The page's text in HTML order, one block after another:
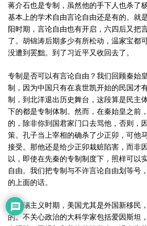
蒋介石也是专制，虽然他的手下人也杀了
基本上的学术自由言论自由还是有的。就
阳时期，言论自由也有开启，六四后又把
了。胡锦涛后期多少有所松动，温家宝都
没遭到罢黜。到了习近平又收回去了。
专制是否可以有言论自由？我们回顾秦始
制，因为中国只有在袁世凯开始的民国才
制，到北洋退出历史舞台，这段算是民主
下的都是专制体制。然而，在秦始皇之前
的，除非你到国君家门口去骂他，否则，
策。孔子当上宰相的确杀了少正卯，可他
接受。那他还是给少正卯栽赃陷害，而非
以，即使在先秦的专制制度下，照样可以
自由。我们把专制与不许言论自由划等号
的上面的话。
麦肯锡主义时期，美国尤其是外国新移民
的。不关心政治的大科学家包括爱因斯坦